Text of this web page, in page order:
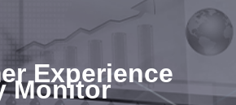
Experience
Monitor